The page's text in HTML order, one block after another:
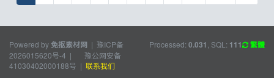
Powered by免抠素材网 | 豫ICP备
2026015620号-4 |
豫公网安备
41030402000188号 | 联系我们
Processed: 0.031 , SQL: 111 繁體